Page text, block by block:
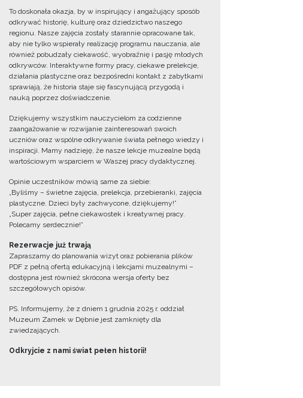
To doskonała okazja, by w inspirujący i angażujący sposób
odkrywać historię, kulturę oraz dziedzictwo naszego
regionu. Nasze zajęcia zostały starannie opracowane tak,
aby nie tylko wspierały realizację programu nauczania, ale
również pobudzały ciekawość, wyobraźnię i pasję młodych
odkrywców. Interaktywne formy pracy, ciekawe prelekcje,
działania plastyczne oraz bezpośredni kontakt z zabytkami
sprawiają, że historia staje się fascynującą przygodą i
nauką poprzez doświadczenie.
Dziękujemy wszystkim nauczycielom za codzienne
zaangażowanie w rozwijanie zainteresowań swoich
uczniów oraz wspólne odkrywanie świata pełnego wiedzy i
inspiracji. Mamy nadzieję, że nasze lekcje muzealne będą
wartościowym wsparciem w Waszej pracy dydaktycznej.
Opinie uczestników mówią same za siebie:
„Byliśmy – świetne zajęcia, prelekcja, przebieranki, zajęcia
plastyczne. Dzieci były zachwycone, dziękujemy!”
„Super zajęcia, pełne ciekawostek i kreatywnej pracy.
Polecamy serdecznie!”
Rezerwacje już trwają
Zapraszamy do planowania wizyt oraz pobierania plików
PDF z pełną ofertą edukacyjną i lekcjami muzealnymi –
dostępna jest również skrócona wersja oferty bez
szczegółowych opisów.
PS. Informujemy, że z dniem 1 grudnia 2025 r. oddział
Muzeum Zamek w Dębnie jest zamknięty dla
zwiedzających.
Odkryjcie z nami świat pełen historii!